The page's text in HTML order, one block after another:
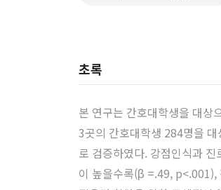
초록
본 연구는 간호대학생을 대상
3곳의 간호대학생 284명을
로 검증하였다. 강점인식과
이 높을수록(β =.49, p<.001),